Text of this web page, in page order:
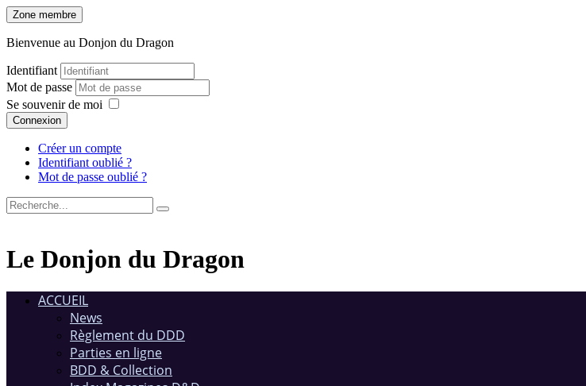
Zone membre
Bienvenue au Donjon du Dragon
Identifiant
Mot de passe
Se souvenir de moi
Connexion
Créer un compte
Identifiant oublié ?
Mot de passe oublié ?
Le Donjon du Dragon
ACCUEIL
News
Règlement du DDD
Parties en ligne
BDD & Collection